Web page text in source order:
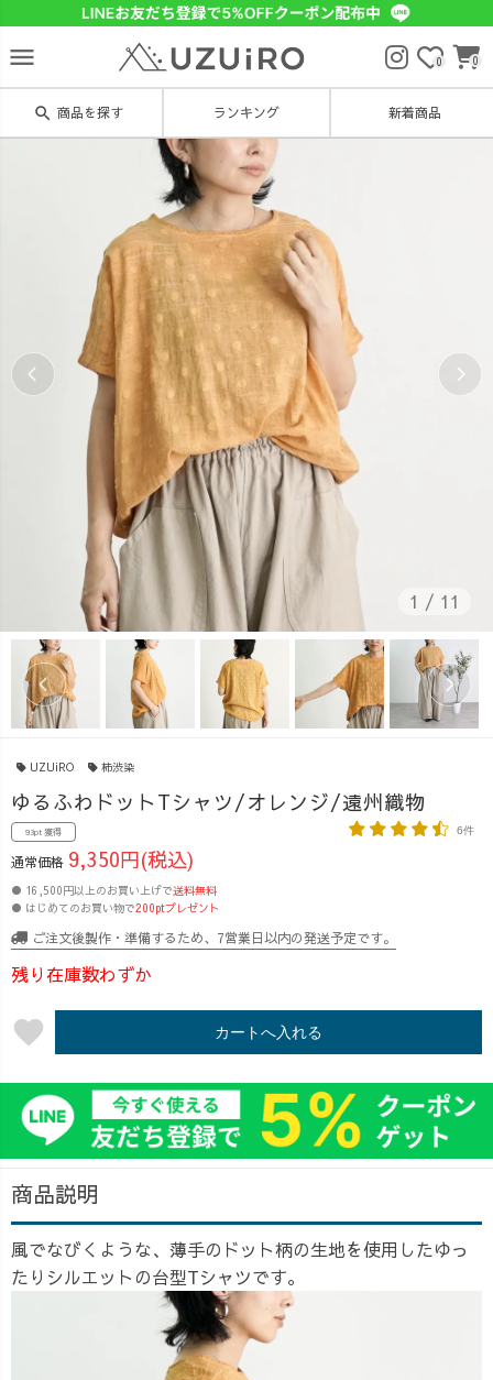
menu 0 0
search 商品を探す ランキング 新着商品
1 / 11
UZUiRO 柿渋染
ゆるふわドットTシャツ/オレンジ/遠州織物
93pt 獲得 6件
通常価格 9,350円(税込)
● 16,500円以上のお買い上げで送料無料
● はじめてのお買い物で200ptプレゼント
ご注文後製作・準備するため、7営業日以内の発送予定です。
残り在庫数わずか
favorite カートへ入れる
商品説明
風でなびくような、薄手のドット柄の生地を使用したゆっ
たりシルエットの台型Tシャツです。